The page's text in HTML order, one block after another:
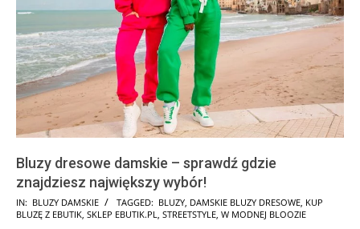
Bluzy dresowe damskie – sprawdź gdzie
znajdziesz największy wybór!
2026-
07-
IN: BLUZY DAMSKIE TAGGED: BLUZY, DAMSKIE BLUZY DRESOWE, KUP
BLUZĘ Z EBUTIK, SKLEP EBUTIK.PL, STREETSTYLE, W MODNEJ BLOOZIE